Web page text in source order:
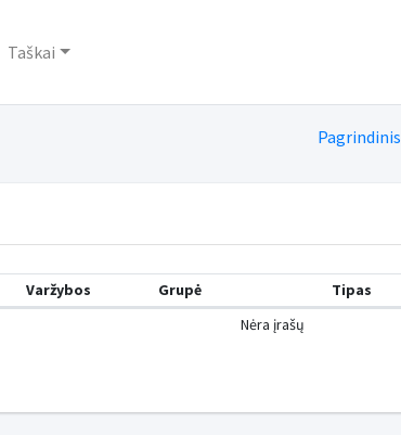
Taškai
Pagrindinis
Varžybos Grupė Tipas
Nėra įrašų